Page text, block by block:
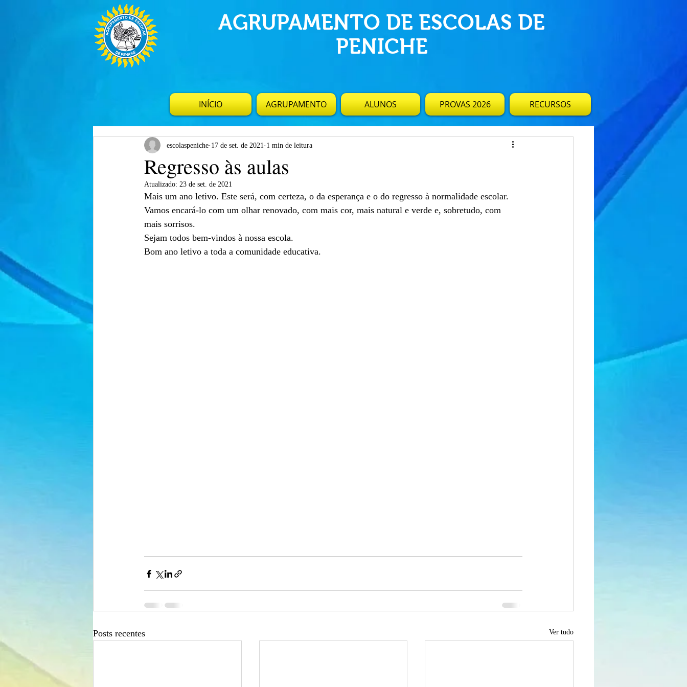
AGRUPAMENTO DE ESCOLAS DE
PENICHE
INÍCIO AGRUPAMENTO ALUNOS PROVAS 2026 RECURSOS
Regresso às aulas
escolaspeniche 17 de set. de 2021 1 min de leitura
Atualizado: 23 de set. de 2021
Mais um ano letivo. Este será, com certeza, o da esperança e o do regresso à normalidade escolar.
Vamos encará-lo com um olhar renovado, com mais cor, mais natural e verde e, sobretudo, com
mais sorrisos.
Sejam todos bem-vindos à nossa escola.
Bom ano letivo a toda a comunidade educativa.
Posts recentes Ver tudo